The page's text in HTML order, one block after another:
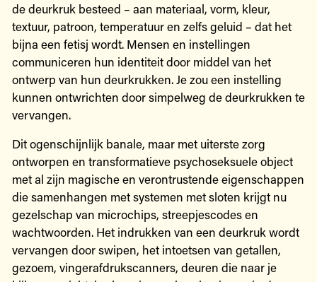
de deurkruk besteed – aan materiaal, vorm, kleur,
textuur, patroon, temperatuur en zelfs geluid – dat het
bijna een fetisj wordt. Mensen en instellingen
communiceren hun identiteit door middel van het
ontwerp van hun deurkrukken. Je zou een instelling
kunnen ontwrichten door simpelweg de deurkrukken te
vervangen.
Dit ogenschijnlijk banale, maar met uiterste zorg
ontworpen en transformatieve psychoseksuele object
met al zijn magische en verontrustende eigenschappen
die samenhangen met systemen met sloten krijgt nu
gezelschap van microchips, streepjescodes en
wachtwoorden. Het indrukken van een deurkruk wordt
vervangen door swipen, het intoetsen van getallen,
gezoem, vingerafdrukscanners, deuren die naar je